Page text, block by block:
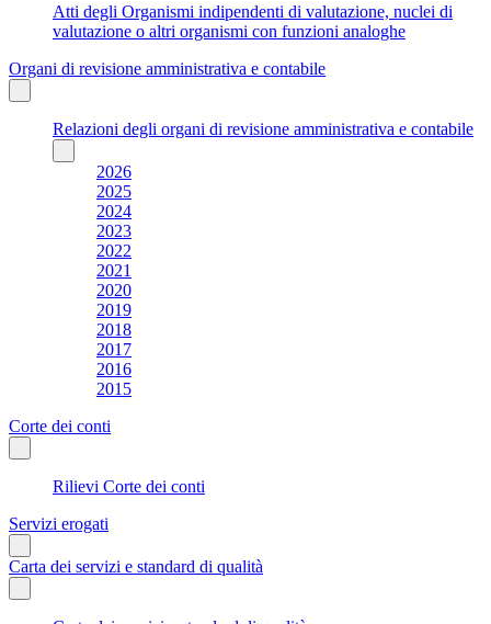
Atti degli Organismi indipendenti di valutazione, nuclei di
valutazione o altri organismi con funzioni analoghe
Organi di revisione amministrativa e contabile
Relazioni degli organi di revisione amministrativa e contabile
2026
2025
2024
2023
2022
2021
2020
2019
2018
2017
2016
2015
Corte dei conti
Rilievi Corte dei conti
Servizi erogati
Carta dei servizi e standard di qualità